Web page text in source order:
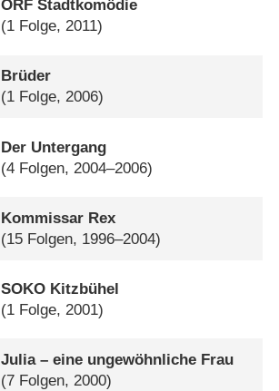
ORF Stadtkomödie
(1 Folge, 2011)
Brüder
(1 Folge, 2006)
Der Untergang
(4 Folgen, 2004–2006)
Kommissar Rex
(15 Folgen, 1996–2004)
SOKO Kitzbühel
(1 Folge, 2001)
Julia – eine ungewöhnliche Frau
(7 Folgen, 2000)